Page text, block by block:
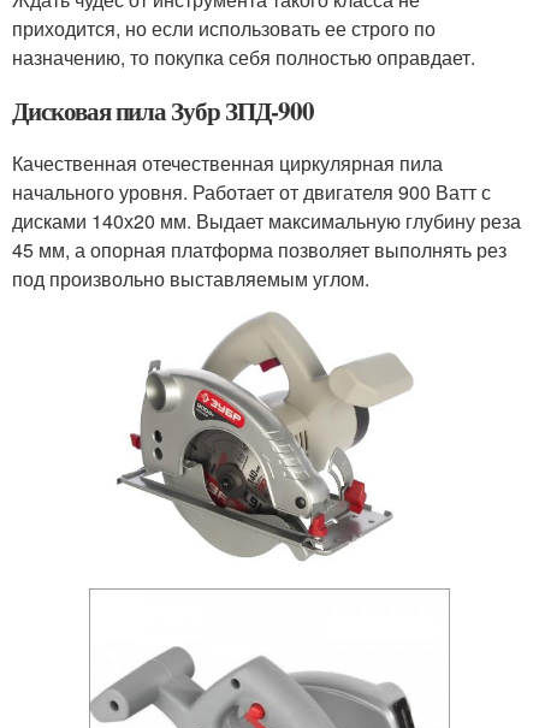
приходится, но если использовать ее строго по
назначению, то покупка себя полностью оправдает.
Дисковая пила Зубр ЗПД-900
Качественная отечественная циркулярная пила
начального уровня. Работает от двигателя 900 Ватт с
дисками 140х20 мм. Выдает максимальную глубину реза
45 мм, а опорная платформа позволяет выполнять рез
под произвольно выставляемым углом.